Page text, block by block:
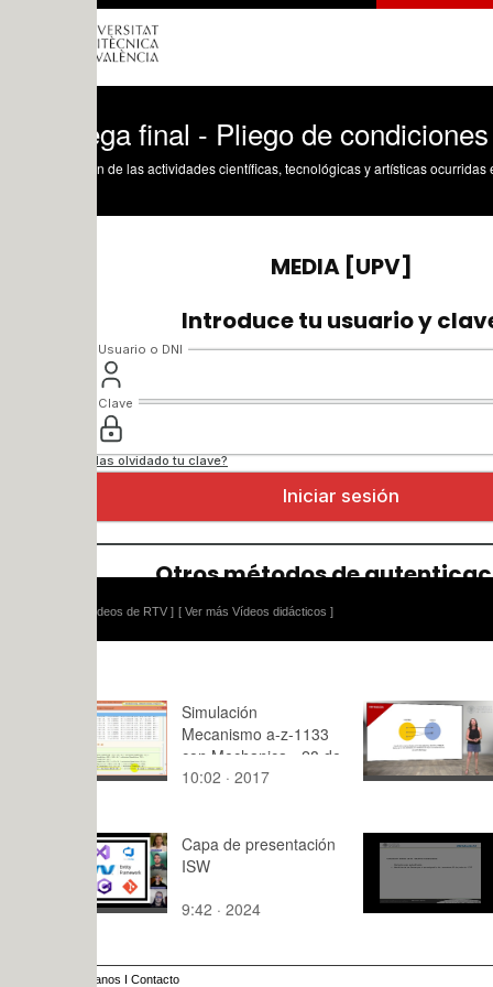
final - Pliego de condiciones -
de las actividades científicas, tecnológicas y artísticas ocurridas en los tres
[ Ver más Vídeos didácticos ]
Simulación
Mecanismo a-z-1133
con Mechanica - 28 de
29
10:02 · 2017
Funciones
10:,0 ·
Capa de presentación
ISW
9:42 · 2024
Panorama
Derecho
6:55 · 2022